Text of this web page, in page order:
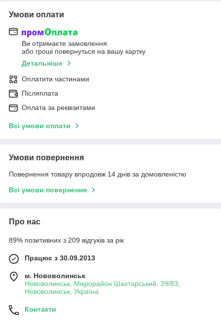
Умови оплати
Ви отримаєте замовлення
або гроші повернуться на вашу картку
Детальніше
Оплатити частинами
Післяплата
Оплата за реквізитами
Всі умови оплати
Умови повернення
Повернення товару впродовж 14 днів за домовленістю
Всі умови повернення
Про нас
89% позитивних з 209 відгуків за рік
Працює з 30.09.2013
м. Нововолинськ
Нововолинськ, Мікрорайон Шахтарський, 39/83,
Нововолинськ, Україна
Контакти